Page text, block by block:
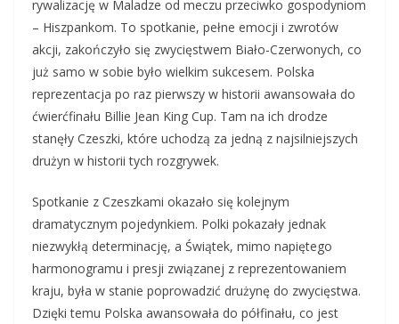
rywalizację w Maladze od meczu przeciwko gospodyniom
– Hiszpankom. To spotkanie, pełne emocji i zwrotów
akcji, zakończyło się zwycięstwem Biało-Czerwonych, co
już samo w sobie było wielkim sukcesem. Polska
reprezentacja po raz pierwszy w historii awansowała do
ćwierćfinału Billie Jean King Cup. Tam na ich drodze
stanęły Czeszki, które uchodzą za jedną z najsilniejszych
drużyn w historii tych rozgrywek.
Spotkanie z Czeszkami okazało się kolejnym
dramatycznym pojedynkiem. Polki pokazały jednak
niezwykłą determinację, a Świątek, mimo napiętego
harmonogramu i presji związanej z reprezentowaniem
kraju, była w stanie poprowadzić drużynę do zwycięstwa.
Dzięki temu Polska awansowała do półfinału, co jest